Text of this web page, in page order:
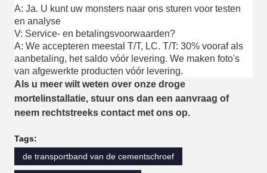
A: Ja. U kunt uw monsters naar ons sturen voor testen
en analyse
V: Service- en betalingsvoorwaarden?
A: We accepteren meestal T/T, LC. T/T: 30% vooraf als
aanbetaling, het saldo vóór levering. We maken foto's
van afgewerkte producten vóór levering.
Als u meer wilt weten over onze droge
mortelinstallatie, stuur ons dan een aanvraag of
neem rechtstreeks contact met ons op.
Tags:
de transportband van de cementschroef